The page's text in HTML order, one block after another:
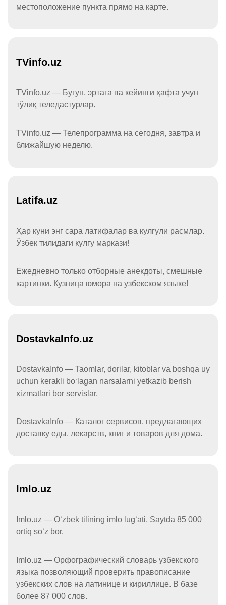
местоположение пункта прямо на карте.
TVinfo.uz
TVinfo.uz — Бугун, эртага ва кейинги ҳафта учун
тўлиқ теледастурлар.
TVinfo.uz — Телепрограмма на сегодня, завтра и
ближайшую неделю.
Latifa.uz
Ҳар куни энг сара латифалар ва кулгули расмлар.
Ўзбек тилидаги кулгу маркази!
Ежедневно только отборные анекдоты, смешные
картинки. Кузница юмора на узбекском языке!
DostavkaInfo.uz
DostavkaInfo — Taomlar, dorilar, kitoblar va boshqa uy
uchun kerakli boʻlagan narsalarni yetkazib berish
xizmatlari bor servislar.
DostavkaInfo — Каталог сервисов, предлагающих
доставку еды, лекарств, книг и товаров для дома.
Imlo.uz
Imlo.uz — Oʻzbek tilining imlo lugʻati. Saytda 85 000
ortiq soʻz bor.
Imlo.uz — Орфографический словарь узбекского
языка позволяющий проверить правописание
узбекских слов на латинице и кириллице. В базе
более 87 000 слов.